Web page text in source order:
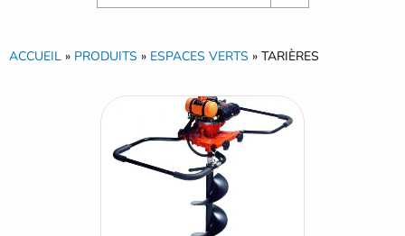
ACCUEIL » PRODUITS » ESPACES VERTS » TARIÈRES